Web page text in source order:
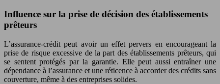
Influence sur la prise de décision des établissements
prêteurs
L’assurance-crédit peut avoir un effet pervers en encourageant la
prise de risque excessive de la part des établissements prêteurs, qui
se sentent protégés par la garantie. Elle peut aussi entraîner une
dépendance à l’assurance et une réticence à accorder des crédits sans
couverture, même à des entreprises solides.